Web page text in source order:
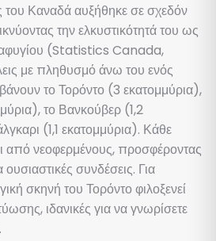
Καναδά αυξήθηκε σε σχεδόν
την ελκυστικότητά του ως
(Statistics Canada,
με πληθυσμό άνω του ενός
το Τορόντο (3 εκατομμύρια),
το Βανκούβερ (1,2
(1,1 εκατομμύρια). Κάθε
από νεοφερμένους, προσφέροντας
ουσιαστικές συνδέσεις. Για
σκηνή του Τορόντο φιλοξενεί
ιδανικές για να γνωρίσετε